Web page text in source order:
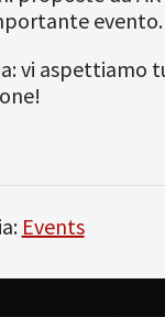
evento.
vi aspettiamo
Events